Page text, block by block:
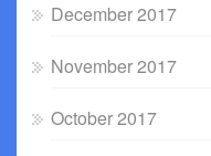
December 2017
November 2017
October 2017